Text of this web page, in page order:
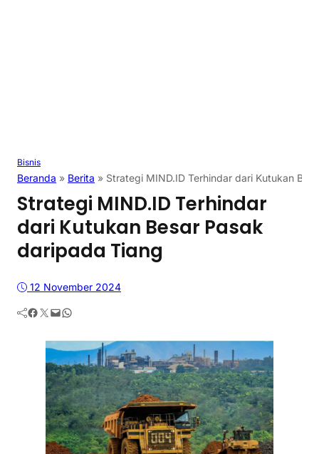
Bisnis
Beranda » Berita » Strategi MIND.ID Terhindar dari Kutukan
Strategi MIND.ID Terhindar
dari Kutukan Besar Pasak
daripada Tiang
12 November 2024
Facebook Twitter Mail WhatsApp